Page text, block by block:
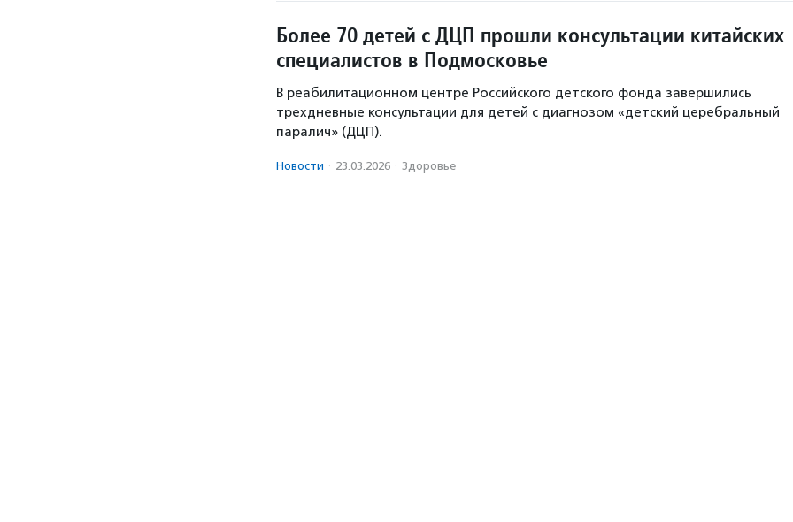
Более 70 детей с ДЦП прошли консультации китайских
специалистов в Подмосковье
В реабилитационном центре Российского детского фонда завершились
трехдневные консультации для детей с диагнозом «детский церебральный
паралич» (ДЦП).
Новости · 23.03.2026 · Здоровье